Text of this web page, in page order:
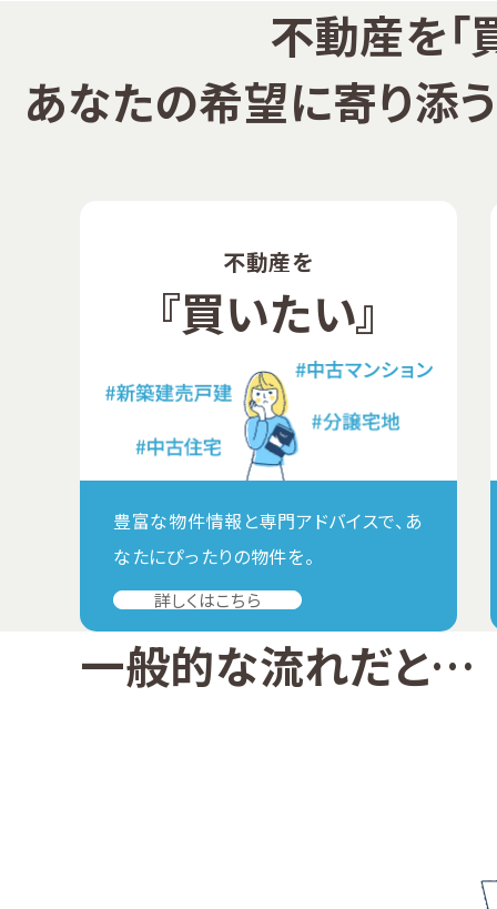
不動産を
あなたの希望に寄り添
不動産を
『買いたい』
豊富な物件情報と専門アドバイスで、あ
なたにぴったりの物件を。
詳しくはこちら
一般的な流れだと…